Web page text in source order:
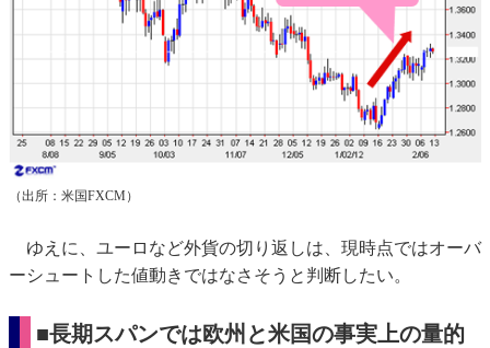
（出所：米国FXCM）
ゆえに、ユーロなど外貨の切り返しは、現時点ではオーバ
ーシュートした値動きではなさそうと判断したい。
■長期スパンでは欧州と米国の事実上の量的